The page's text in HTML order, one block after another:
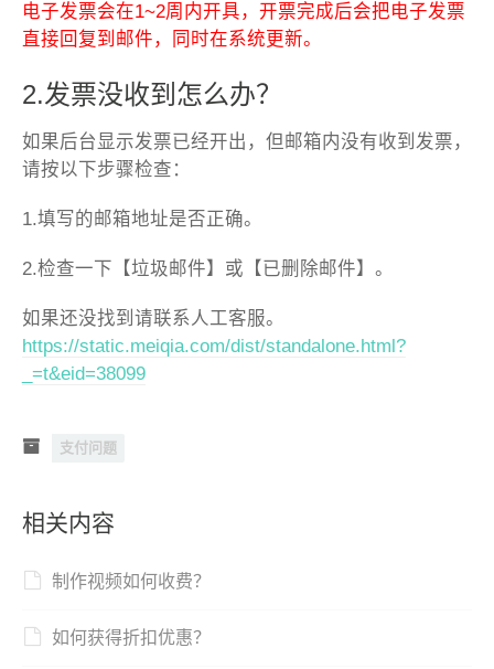
电子发票会在1~2周内开具，开票完成后会把电子发票
直接回复到邮件，同时在系统更新。
2.发票没收到怎么办？
如果后台显示发票已经开出，但邮箱内没有收到发票，
请按以下步骤检查：
1.填写的邮箱地址是否正确。
2.检查一下【垃圾邮件】或【已删除邮件】。
如果还没找到请联系人工客服。
https://static.meiqia.com/dist/standalone.html?
_=t&eid=38099
支付问题
相关内容
制作视频如何收费？
如何获得折扣优惠？